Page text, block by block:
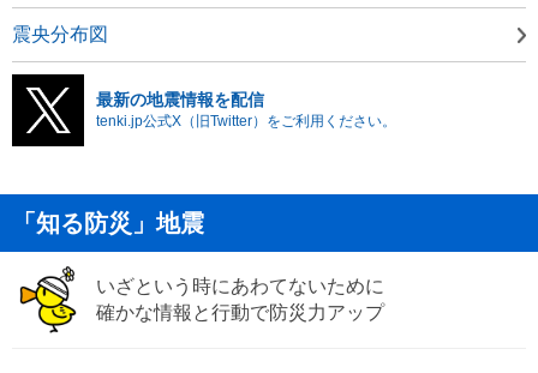
震央分布図
最新の地震情報を配信
tenki.jp公式X（旧Twitter）をご利用ください。
「知る防災」地震
いざという時にあわてないために
確かな情報と行動で防災力アップ